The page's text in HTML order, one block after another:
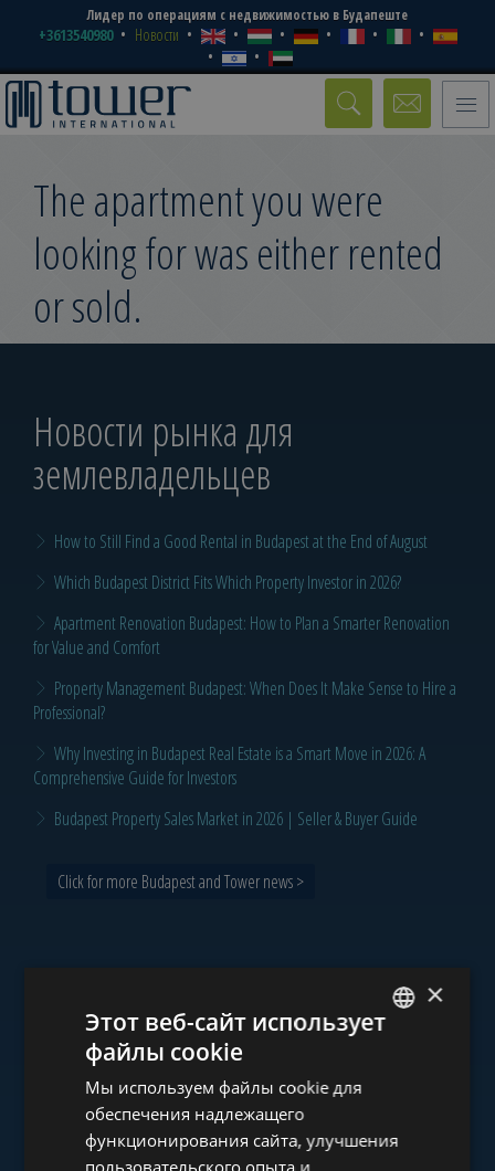
Лидер по операциям с недвижимостью в Будапеште
+3613540980 Новости
Toggle
The apartment you were
looking for was either rented
or sold.
Новости рынка для
землевладельцев
How to Still Find a Good Rental in Budapest at the End of August
Which Budapest District Fits Which Property Investor in 2026?
Apartment Renovation Budapest: How to Plan a Smarter Renovation
for Value and Comfort
Property Management Budapest: When Does It Make Sense to Hire a
Professional?
Why Investing in Budapest Real Estate is a Smart Move in 2026: A
Comprehensive Guide for Investors
Budapest Property Sales Market in 2026 | Seller & Buyer Guide
Click for more Budapest and Tower news >
Ознакомьтесь с нашим
портфолио
HUNGARIAN
×
Этот веб-сайт использует
файлы cookie
Мы используем файлы cookie для
обеспечения надлежащего
функционирования сайта, улучшения
пользовательского опыта и